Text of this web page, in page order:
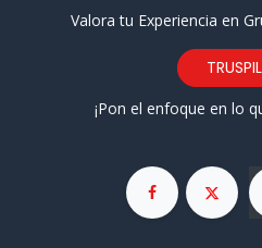
Valora tu Experiencia en
¡Pon el enfoque en lo